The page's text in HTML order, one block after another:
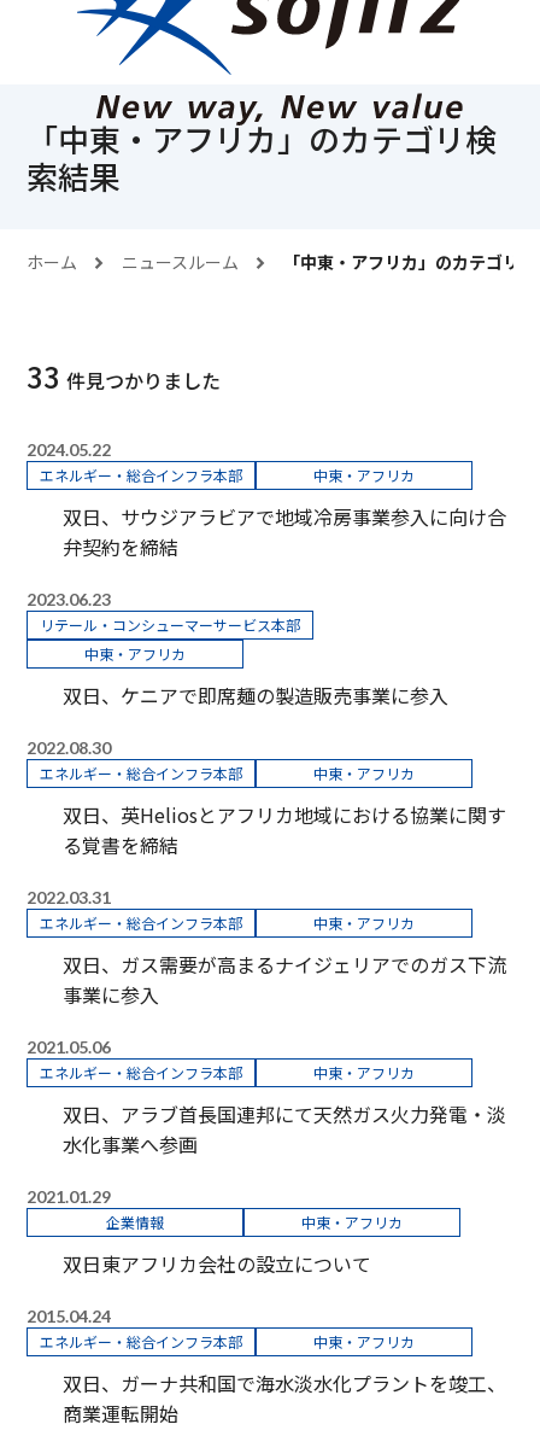
「中東・アフリカ 」のカテゴリ検
索結果
ホーム ニュースルーム 「中東・アフリカ 」のカテゴリ
33 件見つかりました
2024.05.22
エネルギー・総合インフラ本部
中東・アフリカ
双日、サウジアラビアで地域冷房事業参入に向け合
弁契約を締結
2023.06.23
リテール・コンシューマーサービス本部
中東・アフリカ
双日、ケニアで即席麺の製造販売事業に参入
2022.08.30
エネルギー・総合インフラ本部
中東・アフリカ
双日、英Heliosとアフリカ地域における協業に関す
る覚書を締結
2022.03.31
エネルギー・総合インフラ本部
中東・アフリカ
双日、ガス需要が高まるナイジェリアでのガス下流
事業に参入
2021.05.06
エネルギー・総合インフラ本部
中東・アフリカ
双日、アラブ首長国連邦にて天然ガス火力発電・淡
水化事業へ参画
2021.01.29
企業情報
中東・アフリカ
双日東アフリカ会社の設立について
2015.04.24
エネルギー・総合インフラ本部
中東・アフリカ
双日、ガーナ共和国で海水淡水化プラントを竣工、
商業運転開始